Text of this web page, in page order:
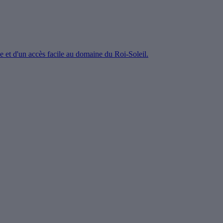
et d'un accès facile au domaine du Roi-Soleil.